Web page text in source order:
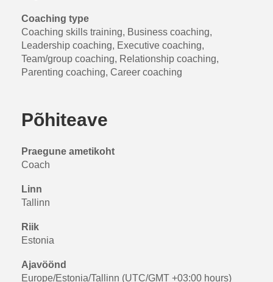
Coaching type
Coaching skills training, Business coaching,
Leadership coaching, Executive coaching,
Team/group coaching, Relationship coaching,
Parenting coaching, Career coaching
Põhiteave
Praegune ametikoht
Coach
Linn
Tallinn
Riik
Estonia
Ajavöönd
Europe/Estonia/Tallinn (UTC/GMT +03:00 hours)